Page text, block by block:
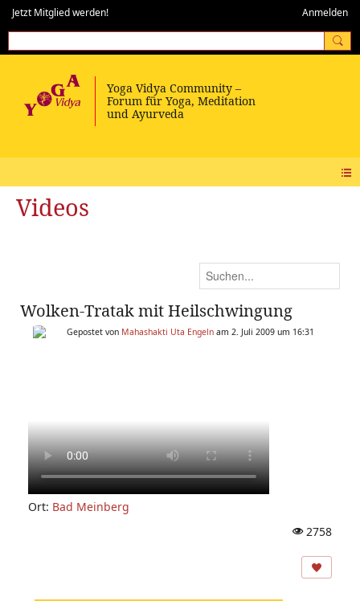
Jetzt Mitglied werden! Anmelden
Videos
Wolken-Tratak mit Heilschwingung
Gepostet von Mahashakti Uta Engeln am 2. Juli 2009 um 16:31
Ort: Bad Meinberg
2758